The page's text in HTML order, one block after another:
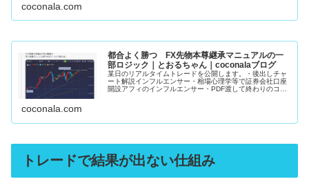
coconala.com
都合よく勝つ FX先物本尊継承マニュアルの一
部ロジック｜とおるちゃん｜coconalaブログ
某日のリアルタイムトレードを公開します。・後出しチャ
ート解説インフルエンサー・相場心理学等で証券会社口座
開設アフィのインフルエンサー・PDF渡して終わりのココ
coconala.com
トレードで結果が出ない仕組み